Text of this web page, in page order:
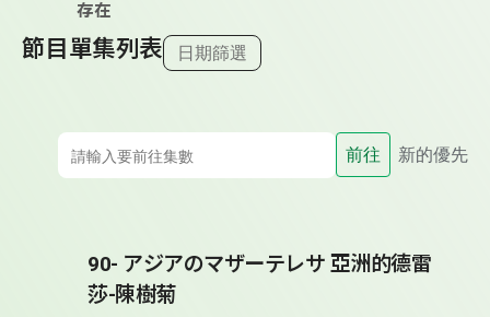
存在
節目單集列表 日期篩選
前往 新的優先
90- アジアのマザーテレサ 亞洲的德雷
莎-陳樹菊